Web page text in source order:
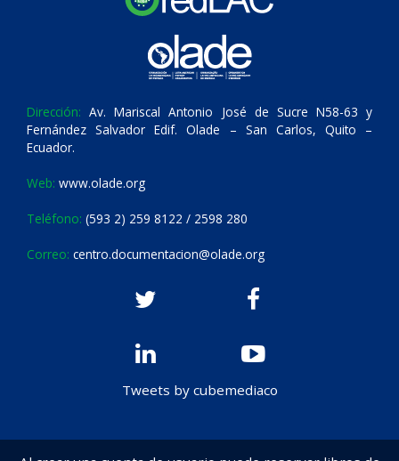
Dirección: Av. Mariscal Antonio José de Sucre N58-63 y
Fernández Salvador Edif. Olade – San Carlos, Quito –
Ecuador.
Web: www.olade.org
Teléfono: (593 2) 259 8122 / 2598 280
Correo: centro.documentacion@olade.org
Tweets by cubemediaco